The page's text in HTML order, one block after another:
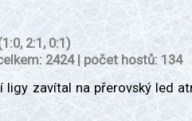
2:1, 0:1)
2424 | počet hostů: 134
ligy zavítal na přerovský led